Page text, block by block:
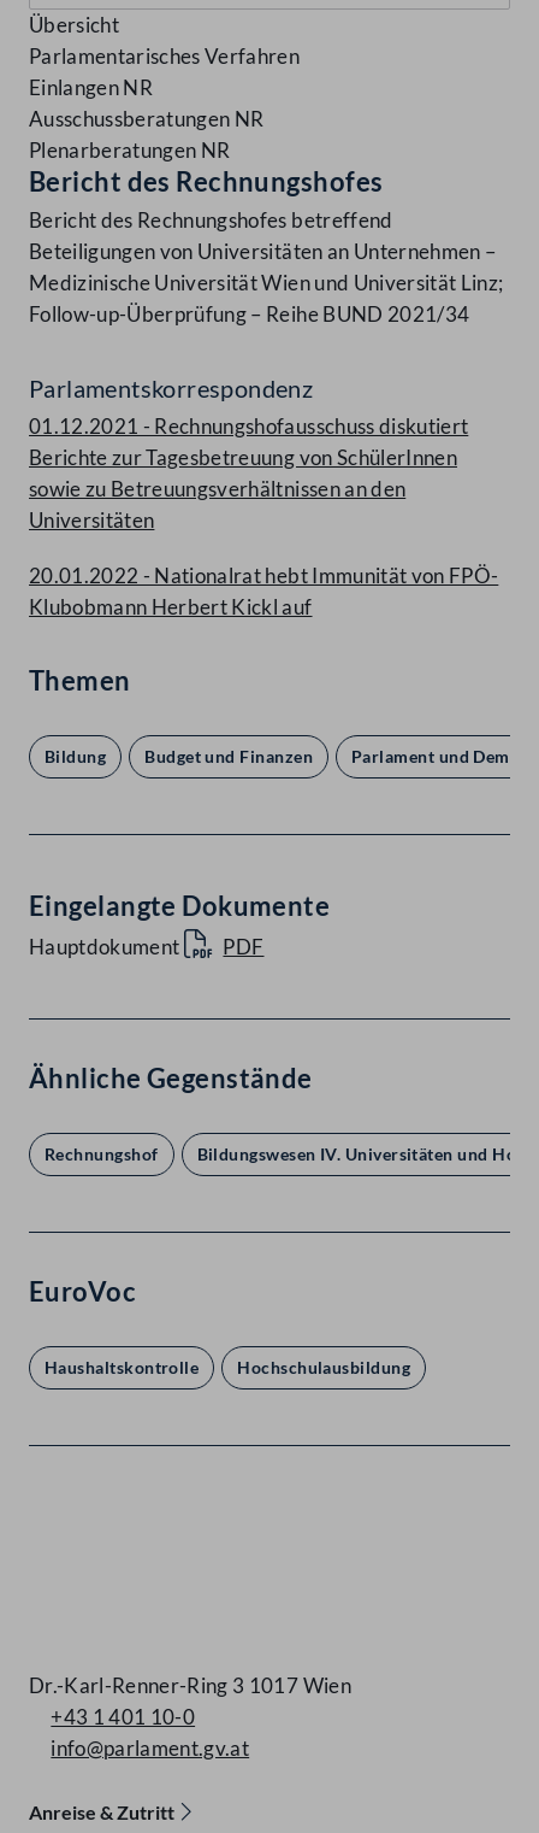
Übersicht
Parlamentarisches Verfahren
Einlangen NR
Ausschussberatungen NR
Plenarberatungen NR
Bericht des Rechnungshofes
Bericht des Rechnungshofes betreffend
Beteiligungen von Universitäten an Unternehmen –
Medizinische Universität Wien und Universität Linz;
Follow-up-Überprüfung – Reihe BUND 2021/34
Parlamentskorrespondenz
01.12.2021 - Rechnungshofausschuss diskutiert
Berichte zur Tagesbetreuung von SchülerInnen
sowie zu Betreuungsverhältnissen an den
Universitäten
20.01.2022 - Nationalrat hebt Immunität von FPÖ-
Klubobmann Herbert Kickl auf
Themen
Bildung Budget und Finanzen Parlament und
Eingelangte Dokumente
Hauptdokument PDF
Ähnliche Gegenstände
Rechnungshof Bildungswesen IV. Universitäten und
EuroVoc
Haushaltskontrolle Hochschulausbildung
Dr.-Karl-Renner-Ring 3 1017 Wien
+43 1 401 10-0
info@parlament.gv.at
Anreise & Zutritt